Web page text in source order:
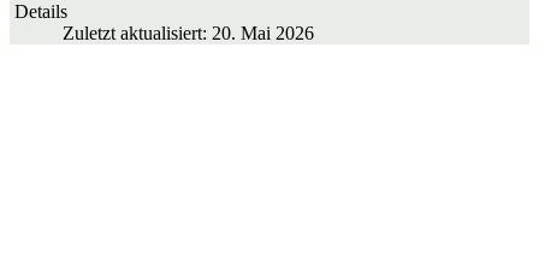
Details
Zuletzt aktualisiert: 20. Mai 2026